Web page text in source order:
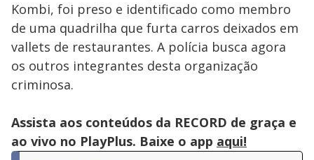
Kombi, foi preso e identificado como membro
de uma quadrilha que furta carros deixados em
vallets de restaurantes. A polícia busca agora
os outros integrantes desta organização
criminosa.
Assista aos conteúdos da RECORD de graça e
ao vivo no PlayPlus. Baixe o app aqui!